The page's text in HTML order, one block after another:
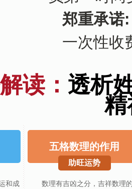
郑重承诺:
一次性收
读： 透析
精
和成
五格数理的作用
助旺运势
数理有吉凶之分，吉祥数理